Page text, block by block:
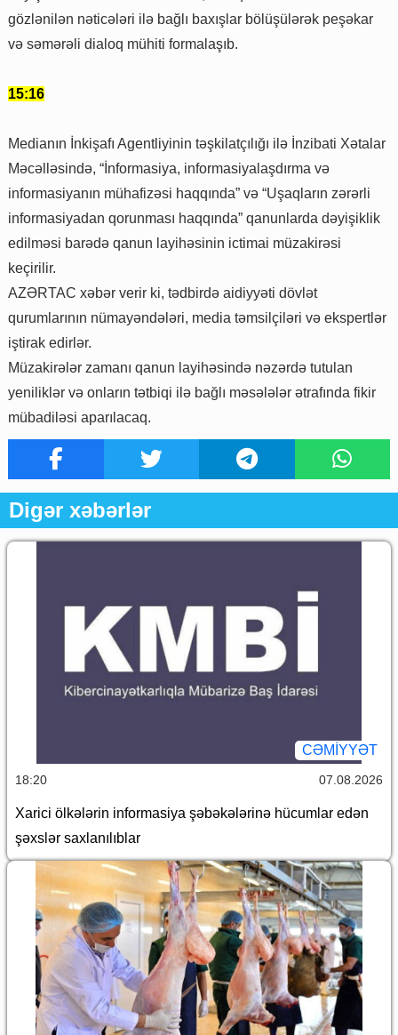
gözlənilən nəticələri ilə bağlı baxışlar bölüşülərək peşəkar
və səmərəli dialoq mühiti formalaşıb.
15:16
Medianın İnkişafı Agentliyinin təşkilatçılığı ilə İnzibati Xətalar
Məcəlləsində, “İnformasiya, informasiyalaşdırma və
informasiyanın mühafizəsi haqqında” və “Uşaqların zərərli
informasiyadan qorunması haqqında” qanunlarda dəyişiklik
edilməsi barədə qanun layihəsinin ictimai müzakirəsi
keçirilir.
AZƏRTAC xəbər verir ki, tədbirdə aidiyyəti dövlət
qurumlarının nümayəndələri, media təmsilçiləri və ekspertlər
iştirak edirlər.
Müzakirələr zamanı qanun layihəsində nəzərdə tutulan
yeniliklər və onların tətbiqi ilə bağlı məsələlər ətrafında fikir
mübadiləsi aparılacaq.
Digər xəbərlər
CƏMİYYƏT
18:20 07.08.2026
Xarici ölkələrin informasiya şəbəkələrinə hücumlar edən
şəxslər saxlanılıblar